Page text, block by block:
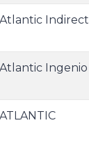
Indirect
Ingenio